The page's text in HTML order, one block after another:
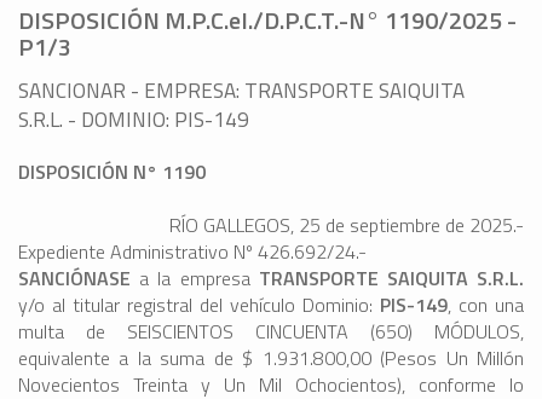
DISPOSICIÓN M.P.C.eI./D.P.C.T.-N° 1190/2025 -
P1/3
SANCIONAR - EMPRESA: TRANSPORTE SAIQUITA
S.R.L. - DOMINIO: PIS-149
DISPOSICIÓN N° 1190
RÍO GALLEGOS, 25 de septiembre de 2025.-
Expediente Administrativo Nº 426.692/24.-
SANCIÓNASE a la empresa TRANSPORTE SAIQUITA S.R.L.
y/o al titular registral del vehículo Dominio: PIS-149, con una
multa de SEISCIENTOS CINCUENTA (650) MÓDULOS,
equivalente a la suma de $ 1.931.800,00 (Pesos Un Millón
Novecientos Treinta y Un Mil Ochocientos), conforme lo